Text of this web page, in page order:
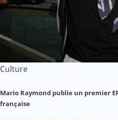
Culture
Mario Raymond publie un premier
française